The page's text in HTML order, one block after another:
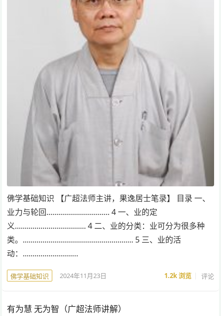
佛学基础知识 【广超法师主讲，果逸居士笔录】 目录 一、
业力与轮回................................ 4 一、业的定
义.................................... 4 二、业的分类：业可分为很多种
类。........................................................ 5 三、业的活
动：.........................…
佛学基础知识 2024年11月23日 1.2k浏览 评论
有为慧 无为智（广超法师讲解）